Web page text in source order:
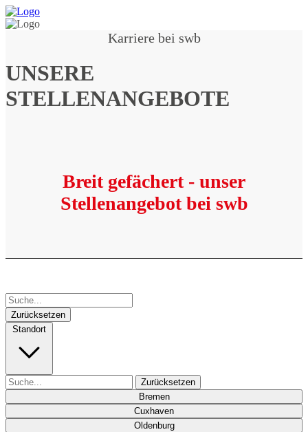
Karriere bei swb
UNSERE
STELLENANGEBOTE
Breit gefächert - unser
Stellenangebot bei swb
Zurücksetzen
Standort
Zurücksetzen
Bremen
Cuxhaven
Oldenburg